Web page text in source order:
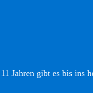
Jahren gibt es bis ins